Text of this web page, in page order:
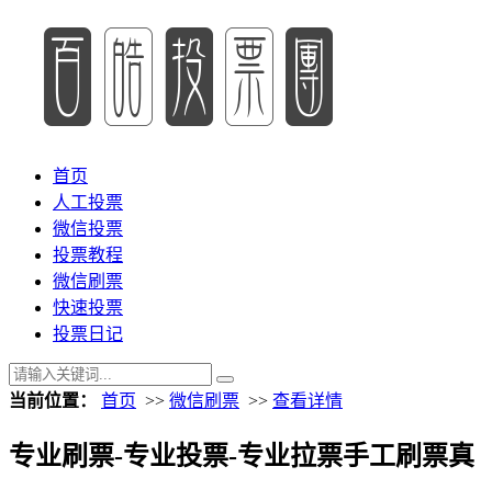
首页
人工投票
微信投票
投票教程
微信刷票
快速投票
投票日记
当前位置： 首页 >> 微信刷票 >> 查看详情
专业刷票-专业投票-专业拉票手工刷票真